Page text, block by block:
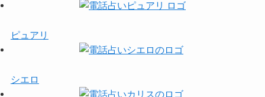
ピュアリ
シエロ